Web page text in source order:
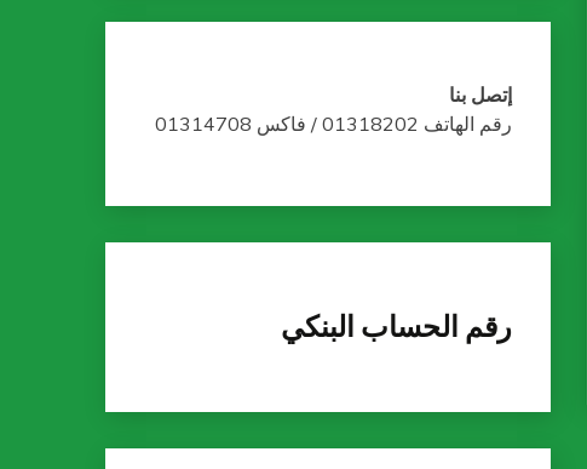
إتصل بنا
رقم الهاتف 01318202 / فاكس 01314708
رقم الحساب البنكي